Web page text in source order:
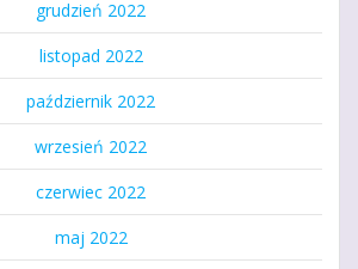
grudzień 2022
listopad 2022
październik 2022
wrzesień 2022
czerwiec 2022
maj 2022